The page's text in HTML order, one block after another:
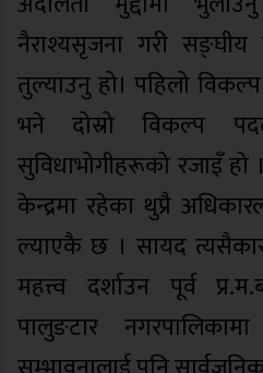
नैराश्यसृजना गरी
तुल्याउनु हो। पहिलो
भने दोस्रो विकल्प
सुविधाभोगीहरूको रजाइँ हो
केन्द्रमा रहेका थुप्रै
ल्याएकै छ । सायद
महत्त्व दर्शाउन पूर्व
पालुङटार